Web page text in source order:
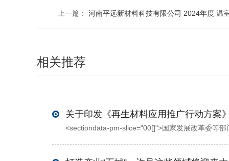
上一篇： 河南平远新材料科技有限公司 2024年度 温
相关推荐